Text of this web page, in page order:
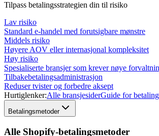
Tilpass betalingsstrategien din til risiko
Lav risiko
Standard e-handel med forutsigbare mønstre
Middels risiko
Høyere AOV eller internasjonal kompleksitet
Høy risiko
Spesialiserte bransjer som krever nøye
Tilbakebetalingsadministrasjon
Reduser tvister og forbedre aksept
Hurtiglenker:Alle bransjesiderGuide for
Betalingsmetoder
Alle Shopify-betalingsmetoder